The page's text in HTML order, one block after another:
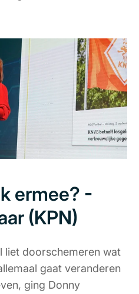
ermee? -
(KPN)
liet doorschemeren wat
gaat veranderen
ging Donny